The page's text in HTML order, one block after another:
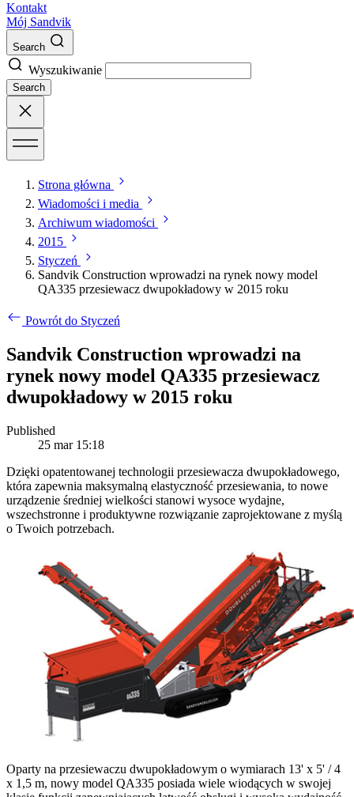
Kontakt
Mój Sandvik
Search
Wyszukiwanie
Search
Strona główna
Wiadomości i media
Archiwum wiadomości
2015
Styczeń
Sandvik Construction wprowadzi na rynek nowy model
QA335 przesiewacz dwupokładowy w 2015 roku
Powrót do Styczeń
Sandvik Construction wprowadzi na
rynek nowy model QA335 przesiewacz
dwupokładowy w 2015 roku
Published
25 mar 15:18
Dzięki opatentowanej technologii przesiewacza dwupokładowego,
która zapewnia maksymalną elastyczność przesiewania, to nowe
urządzenie średniej wielkości stanowi wysoce wydajne,
wszechstronne i produktywne rozwiązanie zaprojektowane z myślą
o Twoich potrzebach.
Oparty na przesiewaczu dwupokładowym o wymiarach 13' x 5' / 4
x 1,5 m, nowy model QA335 posiada wiele wiodących w swojej